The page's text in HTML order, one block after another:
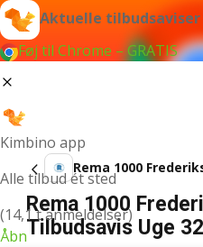
Aktuelle tilbudsaviser
Føj til Chrome – GRATIS
Kimbino app
Alle tilbud ét sted
(14,1 t anmeldelser)
Åbn
Rema 1000
Rema 1000
Tilbudsavis Uge 32